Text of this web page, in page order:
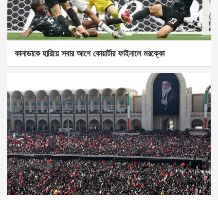
কানাডাকে হারিয়ে সবার আগে কোয়ার্টার ফাইনালে মরক্কো